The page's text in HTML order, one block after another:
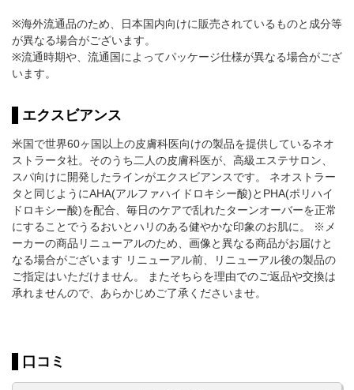
※海外流通品のため、日本国内向けに販売されているものと成分等
が異なる場合がございます。
※流通時期や、流通国によってパッケージ仕様が異なる場合がござ
います。
エクスビアンス
米国で世界60ヶ国以上の皮膚科医向けの製品を提供しているネオ
ストラータ社。そのうち二人の皮膚科医が、高級エステサロン、
スパ向けに開発したラインがエクスビアンスです。 ネオストラー
タと同じようにAHA(アルファハイドロキシー酸)とPHA(ポリハイ
ドロキシー酸)を配合、毎日のケアで乱れたターンオーバーを正常
にすることでうるおいとハリのある健やかな印象のお肌に。 ※メ
ーカーの商品リニューアルのため、画像と異なる商品がお届けと
なる場合がございます リニューアル前、リニューアル後の製品の
ご指定はいただけません。 またそちらを理由でのご返品や交換は
承れませんので、あらかじめご了承くださいませ。
口コミ